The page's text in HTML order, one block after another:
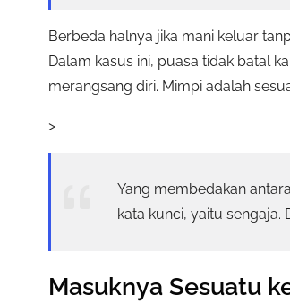
Berbeda halnya jika mani keluar
Dalam kasus ini, puasa tidak batal
merangsang diri. Mimpi adalah
>
Yang membedakan
kata kunci, yaitu sengaja.
Masuknya Sesuatu